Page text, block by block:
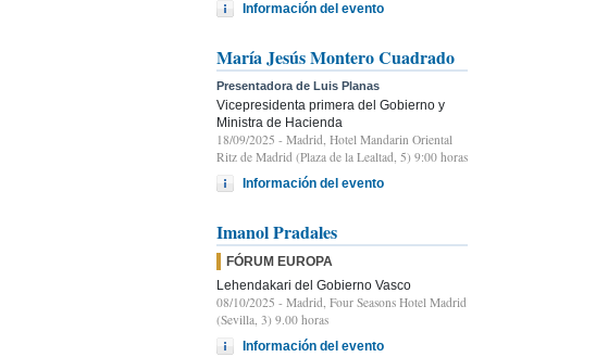
Información del evento
María Jesús Montero Cuadrado
Presentadora de Luis Planas
Vicepresidenta primera del Gobierno y
Ministra de Hacienda
18/09/2025 - Madrid, Hotel Mandarin Oriental
Ritz de Madrid (Plaza de la Lealtad, 5) 9:00 horas
Información del evento
Imanol Pradales
FÓRUM EUROPA
Lehendakari del Gobierno Vasco
08/10/2025 - Madrid, Four Seasons Hotel Madrid
(Sevilla, 3) 9.00 horas
Información del evento